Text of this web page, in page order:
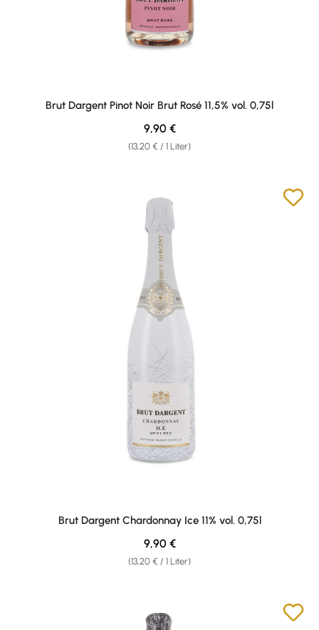
Brut Dargent Pinot Noir Brut Rosé 11,5% vol. 0,75l
(13,20 € / 1 Liter)
Regulärer Preis:
9,90 €
Brut Dargent Chardonnay Ice 11% vol. 0,75l
(13,20 € / 1 Liter)
Regulärer Preis:
9,90 €